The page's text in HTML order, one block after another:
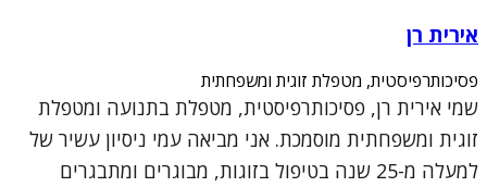
אירית רן
פסיכותרפיסטית, מטפלת זוגית ומשפחתית
שמי אירית רן, פסיכותרפיסטית, מטפלת בתנועה ומטפלת
זוגית ומשפחתית מוסמכת. אני מביאה עמי ניסיון עשיר של
למעלה מ-25 שנה בטיפול בזוגות, מבוגרים ומתבגרים